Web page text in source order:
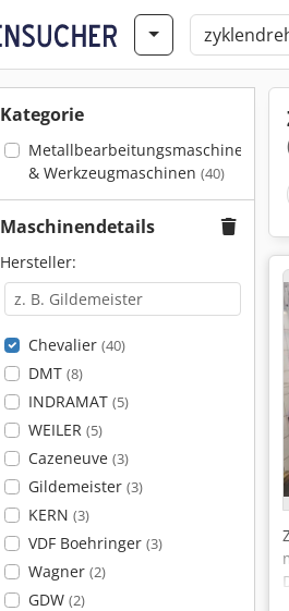
Kategorie
Metallbearbeitungsmaschinen
& Werkzeugmaschinen (40)
Maschinendetails
Hersteller:
Chevalier (40)
DMT (8)
INDRAMAT (5)
WEILER (5)
Cazeneuve (3)
Gildemeister (3)
KERN (3)
VDF Boehringer (3)
Wagner (2)
GDW (2)